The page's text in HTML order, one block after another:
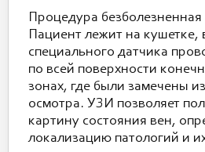
Процедура безболезненная
Пациент лежит на
специального датчика
по всей поверхности
зонах, где были замечены
осмотра. УЗИ позволяет
картину состояния вен,
локализацию патологий и